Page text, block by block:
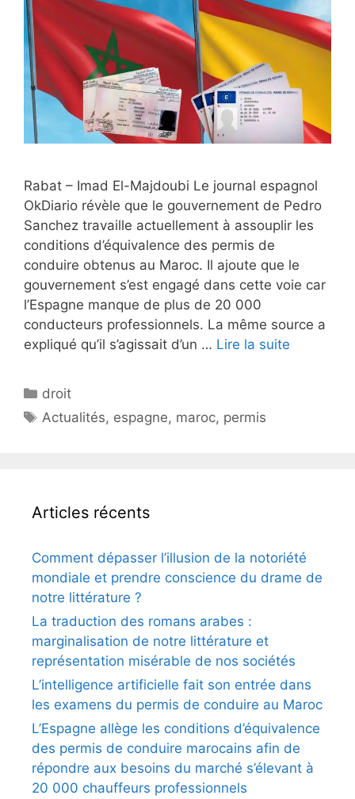
Rabat – Imad El-Majdoubi Le journal espagnol
OkDiario révèle que le gouvernement de Pedro
Sanchez travaille actuellement à assouplir les
conditions d’équivalence des permis de
conduire obtenus au Maroc. Il ajoute que le
gouvernement s’est engagé dans cette voie car
l’Espagne manque de plus de 20 000
conducteurs professionnels. La même source a
expliqué qu’il s’agissait d’un … Lire la suite
Catégories
droit
Étiquettes
Actualités, espagne, maroc, permis
Articles récents
Comment dépasser l’illusion de la notoriété
mondiale et prendre conscience du drame de
notre littérature ?
La traduction des romans arabes :
marginalisation de notre littérature et
représentation misérable de nos sociétés
L’intelligence artificielle fait son entrée dans
les examens du permis de conduire au Maroc
L’Espagne allège les conditions d’équivalence
des permis de conduire marocains afin de
répondre aux besoins du marché s’élevant à
20 000 chauffeurs professionnels